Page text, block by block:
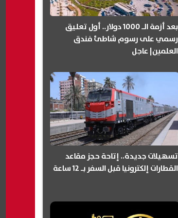
بعد أزمة الـ 1000 دولار.. أول تعليق
رسمي على رسوم شاطئ فندق
العلمين| عاجل
تسهيلات جديدة.. إتاحة حجز مقاعد
القطارات إلكترونيا قبل السفر بـ 12 ساعة